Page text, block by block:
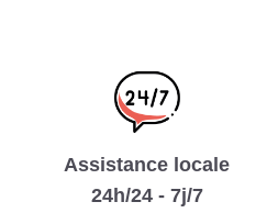
Assistance locale
24h/24 - 7j/7